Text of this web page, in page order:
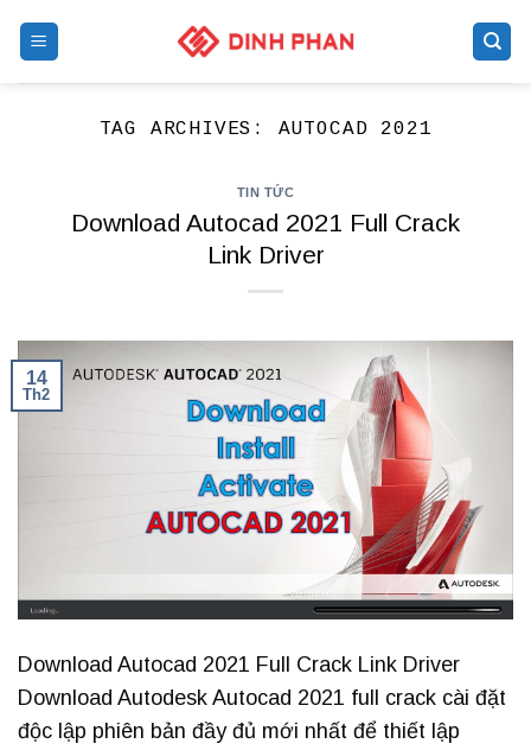
TAG ARCHIVES: AUTOCAD 2021
TIN TỨC
Download Autocad 2021 Full Crack
Link Driver
14
Th2
Download Autocad 2021 Full Crack Link Driver
Download Autodesk Autocad 2021 full crack cài đặt
độc lập phiên bản đầy đủ mới nhất để thiết lập